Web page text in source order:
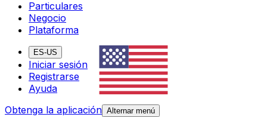
Particulares
Negocio
Plataforma
ES-US
Iniciar sesión
Registrarse
Ayuda
Obtenga la aplicación Alternar menú